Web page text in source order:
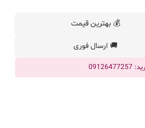
💰 بهترین قیمت
🚚 ارسال فوری